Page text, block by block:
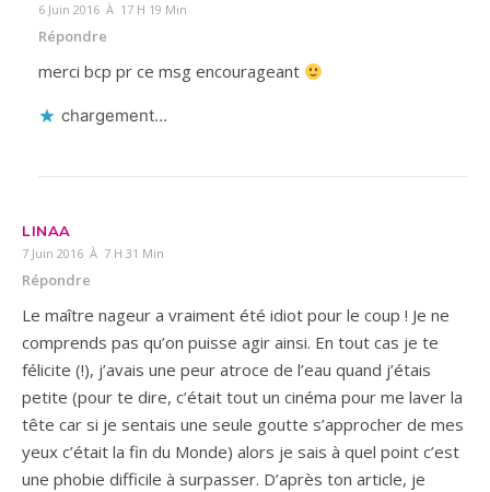
6 Juin 2016 À 17 H 19 Min
Répondre
merci bcp pr ce msg encourageant
chargement…
LINAA
7 Juin 2016 À 7 H 31 Min
Répondre
Le maître nageur a vraiment été idiot pour le coup ! Je ne
comprends pas qu’on puisse agir ainsi. En tout cas je te
félicite (!), j’avais une peur atroce de l’eau quand j’étais
petite (pour te dire, c’était tout un cinéma pour me laver la
tête car si je sentais une seule goutte s’approcher de mes
yeux c’était la fin du Monde) alors je sais à quel point c’est
une phobie difficile à surpasser. D’après ton article, je